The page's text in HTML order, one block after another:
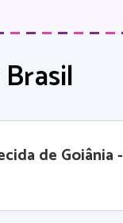
Brasil
de Goiânia -